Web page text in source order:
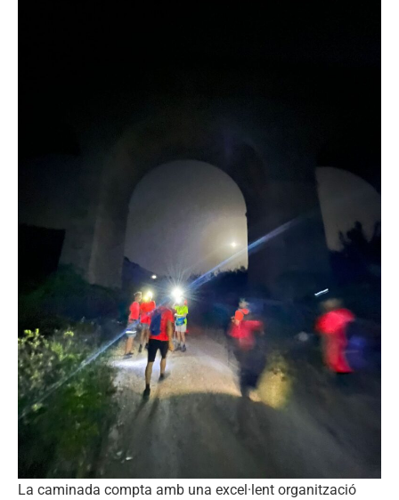
La caminada compta amb una excel·lent organització